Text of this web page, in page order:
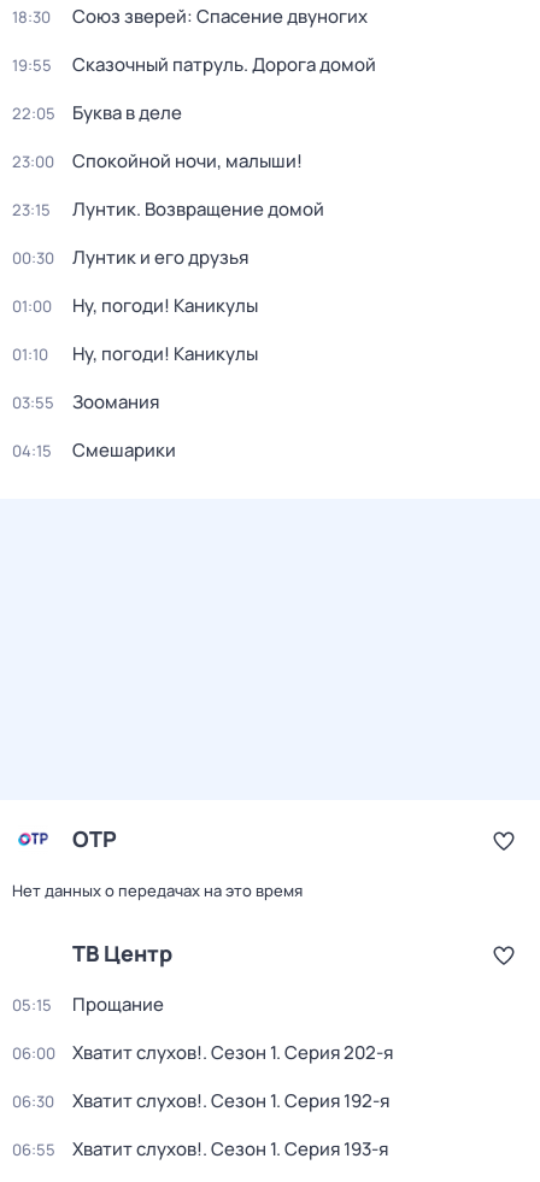
18:30 Союз зверей: Спасение двуногих
19:55 Сказочный патруль. Дорога домой
22:05 Буква в деле
23:00 Спокойной ночи, малыши!
23:15 Лунтик. Возвращение домой
00:30 Лунтик и его друзья
01:00 Ну, погоди! Каникулы
01:10 Ну, погоди! Каникулы
03:55 Зоомания
04:15 Смешарики
ОТР
Нет данных о передачах на это время
ТВ Центр
05:15 Прощание
06:00 Хватит слухов!. Сезон 1. Серия 202-я
06:30 Хватит слухов!. Сезон 1. Серия 192-я
06:55 Хватит слухов!. Сезон 1. Серия 193-я